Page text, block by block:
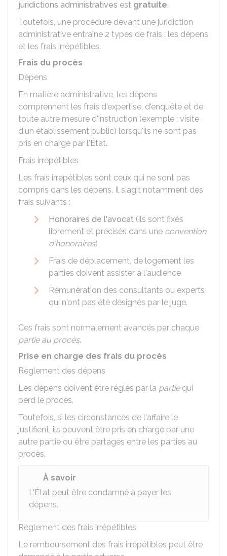
juridictions administratives est gratuite.
Toutefois, une procédure devant une juridiction
administrative entraîne 2 types de frais : les dépens
et les frais irrépétibles.
Frais du procès
Dépens
En matière administrative, les dépens
comprennent les frais d'expertise, d'enquête et de
toute autre mesure d'instruction (exemple : visite
d'un établissement public) lorsqu'ils ne sont pas
pris en charge par l'État.
Frais irrépétibles
Les frais irrépétibles sont ceux qui ne sont pas
compris dans les dépens. Il s'agit notamment des
frais suivants :
Honoraires de l'avocat (ils sont fixés
librement et précisés dans une convention
d'honoraires)
Frais de déplacement, de logement les
parties doivent assister à l'audience
Rémunération des consultants ou experts
qui n'ont pas été désignés par le juge.
Ces frais sont normalement avancés par chaque
partie au procès.
Prise en charge des frais du procès
Règlement des dépens
Les dépens doivent être réglés par la partiequi
perd le procès.
Toutefois, si les circonstances de l'affaire le
justifient, ils peuvent être pris en charge par une
autre partie ou être partagés entre les parties au
procès.
À savoir
L'État peut être condamné à payer les
dépens.
Règlement des frais irrépétibles
Le remboursement des frais irrépétibles peut être